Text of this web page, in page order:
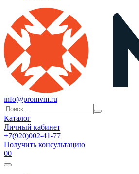
info@promvm.ru
Каталог
Личный кабинет
+7(920)002-41-77
Получить консультацию
00